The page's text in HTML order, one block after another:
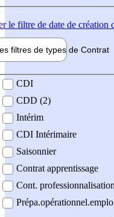
le filtre de date de création
filtres de types de Contrat
contrat
CDI
CDD (2)
Intérim
CDI Intérimaire
Saisonnier
Contrat apprentissage
Cont. professionnalisation